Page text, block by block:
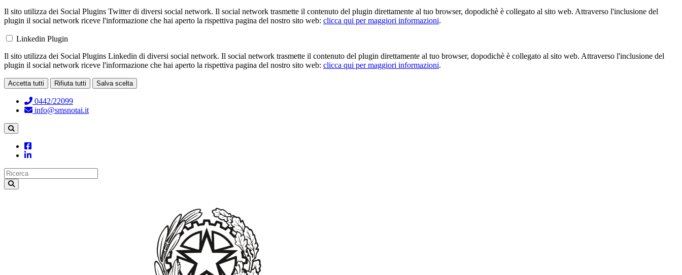
Il sito utilizza dei Social Plugins Twitter di diversi social network. Il social network trasmette il contenuto del plugin direttamente al tuo browser, dopodichè è collegato al sito web. Attraverso l'inclusione del
plugin il social network riceve l'informazione che hai aperto la rispettiva pagina del nostro sito web: clicca qui per maggiori informazioni.
Linkedin Plugin
Il sito utilizza dei Social Plugins Linkedin di diversi social network. Il social network trasmette il contenuto del plugin direttamente al tuo browser, dopodichè è collegato al sito web. Attraverso l'inclusione del
plugin il social network riceve l'informazione che hai aperto la rispettiva pagina del nostro sito web: clicca qui per maggiori informazioni.
Accetta tutti Rifiuta tutti Salva scelta
0442/22099
info@smsnotai.it